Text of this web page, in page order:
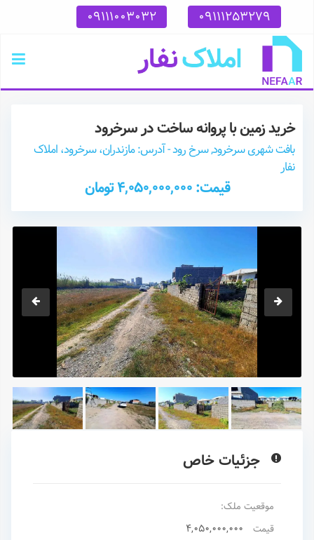
09111253279
09111003032
خرید زمین با پروانه ساخت در سرخرود
بافت شهری سرخرود, سرخ رود - آدرس: مازندران، سرخرود، املاک
نفار
قیمت: 4,050,000,000 تومان
جزئیات خاص
موقعیت ملک:
قیمت
4,050,000,000